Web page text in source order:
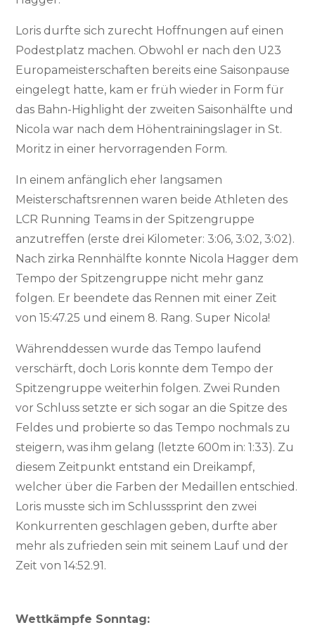
Loris durfte sich zurecht Hoffnungen auf einen
Podestplatz machen. Obwohl er nach den U23
Europameisterschaften bereits eine Saisonpause
eingelegt hatte, kam er früh wieder in Form für
das Bahn-Highlight der zweiten Saisonhälfte und
Nicola war nach dem Höhentrainingslager in St.
Moritz in einer hervorragenden Form.
In einem anfänglich eher langsamen
Meisterschaftsrennen waren beide Athleten des
LCR Running Teams in der Spitzengruppe
anzutreffen (erste drei Kilometer: 3:06, 3:02, 3:02).
Nach zirka Rennhälfte konnte Nicola Hagger dem
Tempo der Spitzengruppe nicht mehr ganz
folgen. Er beendete das Rennen mit einer Zeit
von 15:47.25 und einem 8. Rang. Super Nicola!
Währenddessen wurde das Tempo laufend
verschärft, doch Loris konnte dem Tempo der
Spitzengruppe weiterhin folgen. Zwei Runden
vor Schluss setzte er sich sogar an die Spitze des
Feldes und probierte so das Tempo nochmals zu
steigern, was ihm gelang (letzte 600m in: 1:33). Zu
diesem Zeitpunkt entstand ein Dreikampf,
welcher über die Farben der Medaillen entschied.
Loris musste sich im Schlusssprint den zwei
Konkurrenten geschlagen geben, durfte aber
mehr als zufrieden sein mit seinem Lauf und der
Zeit von 14:52.91.
Wettkämpfe Sonntag: